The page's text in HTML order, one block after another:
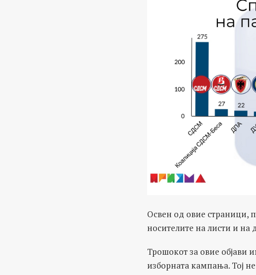
Освен од овие страници,
носителите на листи и
Трошокот за овие објави
изборната кампања. Тој